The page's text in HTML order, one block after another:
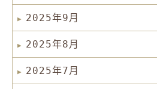
2025年9月
2025年8月
2025年7月